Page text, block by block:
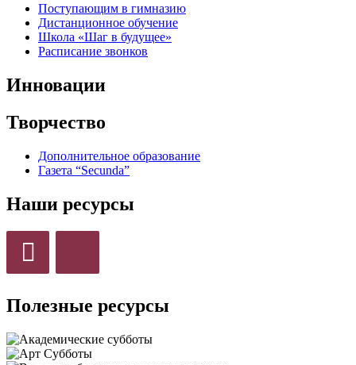
Поступающим в гимназию
Дистанционное обучение
Школа «Шаг в будущее»
Расписание звонков
Инновации
Творчество
Дополнительное образование
Газета “Secunda”
Наши ресурсы
Полезные ресурсы